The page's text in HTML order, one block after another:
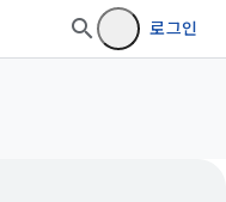
로그인